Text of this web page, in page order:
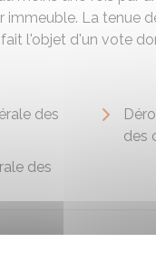
La tenue
l'objet d'un vote
des
des
des